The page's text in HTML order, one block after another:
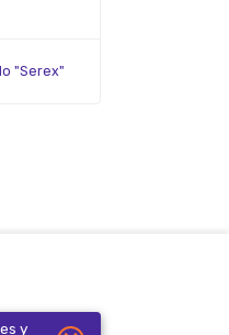
"Serex"
y